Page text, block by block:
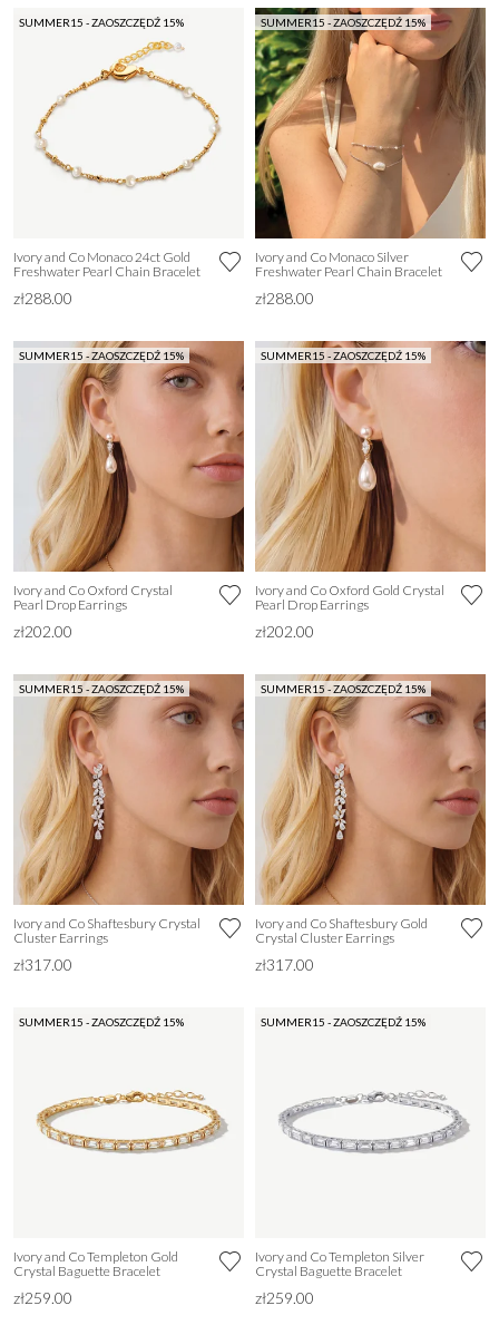
SUMMER15 - ZAOSZCZĘDŹ 15%
Ivory and Co Monaco 24ct Gold
Freshwater Pearl Chain Bracelet
zł288.00
SUMMER15 - ZAOSZCZĘDŹ 15%
Ivory and Co Monaco Silver
Freshwater Pearl Chain Bracelet
zł288.00
SUMMER15 - ZAOSZCZĘDŹ 15%
Ivory and Co Oxford Crystal
Pearl Drop Earrings
zł202.00
SUMMER15 - ZAOSZCZĘDŹ 15%
Ivory and Co Oxford Gold Crystal
Pearl Drop Earrings
zł202.00
SUMMER15 - ZAOSZCZĘDŹ 15%
Ivory and Co Shaftesbury Crystal
Cluster Earrings
zł317.00
SUMMER15 - ZAOSZCZĘDŹ 15%
Ivory and Co Shaftesbury Gold
Crystal Cluster Earrings
zł317.00
SUMMER15 - ZAOSZCZĘDŹ 15%
Ivory and Co Templeton Gold
Crystal Baguette Bracelet
zł259.00
SUMMER15 - ZAOSZCZĘDŹ 15%
Ivory and Co Templeton Silver
Crystal Baguette Bracelet
zł259.00